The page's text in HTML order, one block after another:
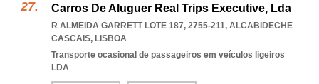
Carros De Aluguer Real Trips Executive, Lda
R ALMEIDA GARRETT LOTE 187, 2755-211, ALCABIDECHE
CASCAIS, LISBOA
Transporte ocasional de passageiros em veículos ligeiros
LDA